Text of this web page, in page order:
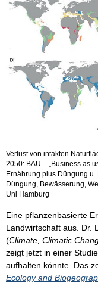
Verlust von intakten
2050: BAU – „Business as
Ernährung plus Düngung
Düngung, Bewässerung,
Uni Hamburg
Eine pflanzenbasierte
Landwirtschaft aus. Dr.
(Climate, Climatic
zeigt jetzt in einer
aufhalten könnte. Das
Ecology and